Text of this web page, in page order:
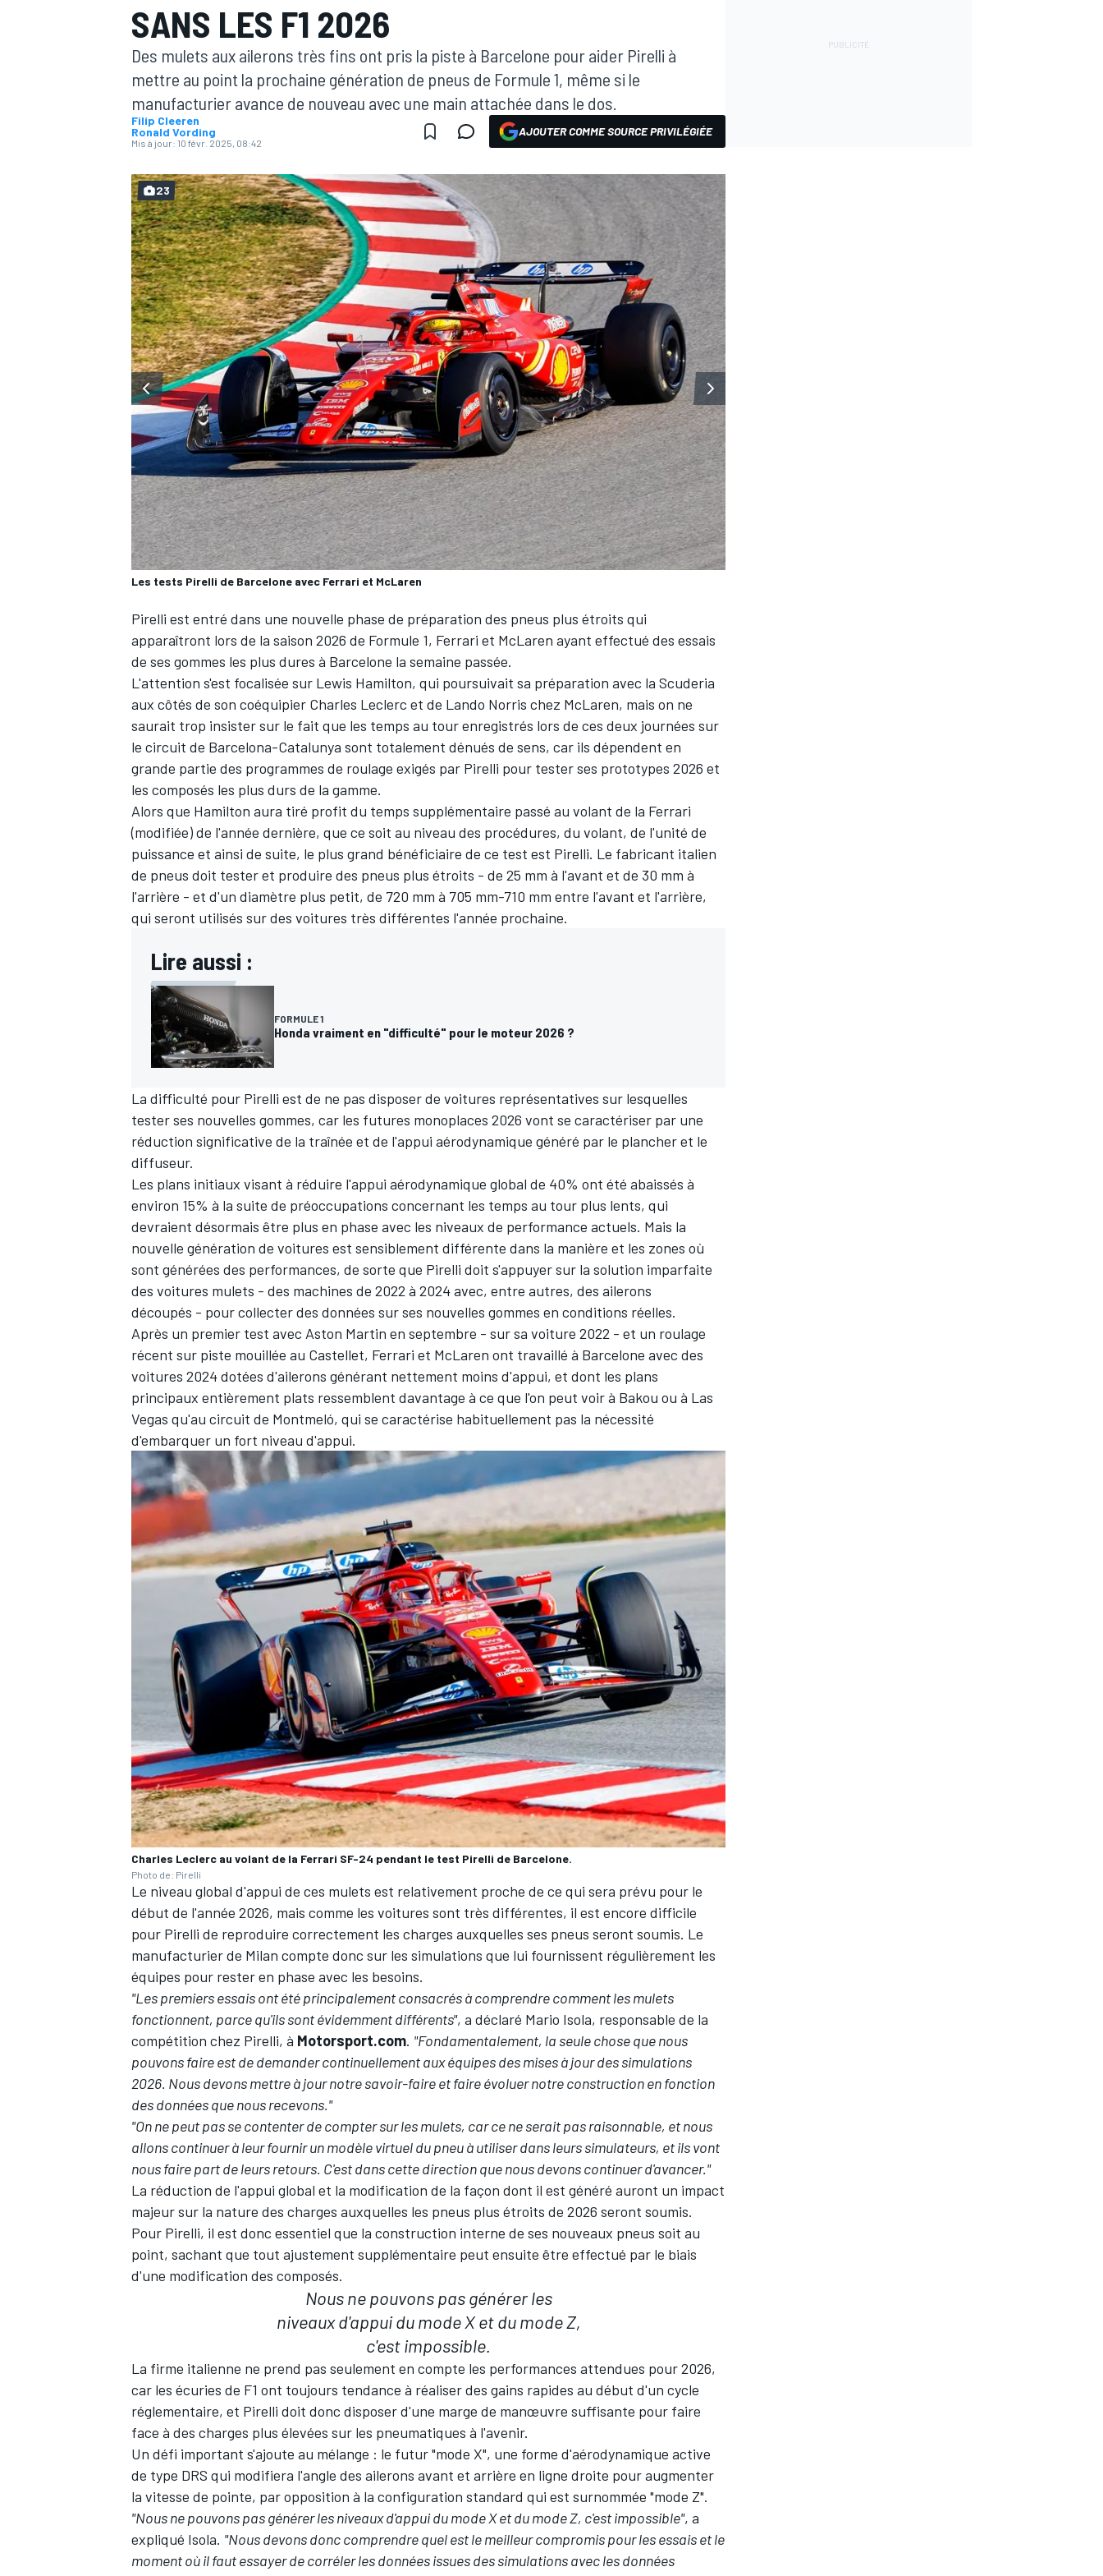
MOTOGP
WRC
WEC
AUTRES CHAMPIONNATS
SANS LES F1 2026
Des mulets aux ailerons très fins ont pris la piste à Barcelone pour aider Pirelli à
mettre au point la prochaine génération de pneus de Formule 1, même si le
manufacturier avance de nouveau avec une main attachée dans le dos.
Filip Cleeren
Ronald Vording
Mis à jour: 10 févr. 2025, 08:42
AJOUTER COMME SOURCE PRIVILÉGIÉE
Les tests Pirelli de Barcelone avec Ferrari et McLaren
23
Pirelli est entré dans une nouvelle phase de préparation des pneus plus étroits qui
apparaîtront lors de la saison 2026 de Formule 1, Ferrari et McLaren ayant effectué des essais
de ses gommes les plus dures à Barcelone la semaine passée.
L'attention s'est focalisée sur Lewis Hamilton, qui poursuivait sa préparation avec la Scuderia
aux côtés de son coéquipier Charles Leclerc et de Lando Norris chez McLaren, mais on ne
saurait trop insister sur le fait que les temps au tour enregistrés lors de ces deux journées sur
le circuit de Barcelona-Catalunya sont totalement dénués de sens, car ils dépendent en
grande partie des programmes de roulage exigés par Pirelli pour tester ses prototypes 2026 et
les composés les plus durs de la gamme.
Alors que Hamilton aura tiré profit du temps supplémentaire passé au volant de la Ferrari
(modifiée) de l'année dernière, que ce soit au niveau des procédures, du volant, de l'unité de
puissance et ainsi de suite, le plus grand bénéficiaire de ce test est Pirelli. Le fabricant italien
de pneus doit tester et produire des pneus plus étroits - de 25 mm à l'avant et de 30 mm à
l'arrière - et d'un diamètre plus petit, de 720 mm à 705 mm-710 mm entre l'avant et l'arrière,
qui seront utilisés sur des voitures très différentes l'année prochaine.
Lire aussi :
FORMULE 1
Honda vraiment en "difficulté" pour le moteur 2026 ?
La difficulté pour Pirelli est de ne pas disposer de voitures représentatives sur lesquelles
tester ses nouvelles gommes, car les futures monoplaces 2026 vont se caractériser par une
réduction significative de la traînée et de l'appui aérodynamique généré par le plancher et le
diffuseur.
Les plans initiaux visant à réduire l'appui aérodynamique global de 40% ont été abaissés à
environ 15% à la suite de préoccupations concernant les temps au tour plus lents, qui
devraient désormais être plus en phase avec les niveaux de performance actuels. Mais la
nouvelle génération de voitures est sensiblement différente dans la manière et les zones où
sont générées des performances, de sorte que Pirelli doit s'appuyer sur la solution imparfaite
des voitures mulets - des machines de 2022 à 2024 avec, entre autres, des ailerons
découpés - pour collecter des données sur ses nouvelles gommes en conditions réelles.
Après un premier test avec Aston Martin en septembre - sur sa voiture 2022 - et un roulage
récent sur piste mouillée au Castellet, Ferrari et McLaren ont travaillé à Barcelone avec des
voitures 2024 dotées d'ailerons générant nettement moins d'appui, et dont les plans
principaux entièrement plats ressemblent davantage à ce que l'on peut voir à Bakou ou à Las
Vegas qu'au circuit de Montmeló, qui se caractérise habituellement pas la nécessité
d'embarquer un fort niveau d'appui.
Charles Leclerc au volant de la Ferrari SF-24 pendant le test Pirelli de Barcelone.
Photo de: Pirelli
Le niveau global d'appui de ces mulets est relativement proche de ce qui sera prévu pour le
début de l'année 2026, mais comme les voitures sont très différentes, il est encore difficile
pour Pirelli de reproduire correctement les charges auxquelles ses pneus seront soumis. Le
manufacturier de Milan compte donc sur les simulations que lui fournissent régulièrement les
équipes pour rester en phase avec les besoins.
"Les premiers essais ont été principalement consacrés à comprendre comment les mulets
fonctionnent, parce qu'ils sont évidemment différents", a déclaré Mario Isola, responsable de la
compétition chez Pirelli, à Motorsport.com. "Fondamentalement, la seule chose que nous
pouvons faire est de demander continuellement aux équipes des mises à jour des simulations
2026. Nous devons mettre à jour notre savoir-faire et faire évoluer notre construction en fonction
des données que nous recevons."
"On ne peut pas se contenter de compter sur les mulets, car ce ne serait pas raisonnable, et nous
allons continuer à leur fournir un modèle virtuel du pneu à utiliser dans leurs simulateurs, et ils vont
nous faire part de leurs retours. C'est dans cette direction que nous devons continuer d'avancer."
La réduction de l'appui global et la modification de la façon dont il est généré auront un impact
majeur sur la nature des charges auxquelles les pneus plus étroits de 2026 seront soumis.
Pour Pirelli, il est donc essentiel que la construction interne de ses nouveaux pneus soit au
point, sachant que tout ajustement supplémentaire peut ensuite être effectué par le biais
d'une modification des composés.
Nous ne pouvons pas générer les
niveaux d'appui du mode X et du mode Z,
c'est impossible.
La firme italienne ne prend pas seulement en compte les performances attendues pour 2026,
car les écuries de F1 ont toujours tendance à réaliser des gains rapides au début d'un cycle
réglementaire, et Pirelli doit donc disposer d'une marge de manœuvre suffisante pour faire
face à des charges plus élevées sur les pneumatiques à l'avenir.
Un défi important s'ajoute au mélange : le futur "mode X", une forme d'aérodynamique active
de type DRS qui modifiera l'angle des ailerons avant et arrière en ligne droite pour augmenter
la vitesse de pointe, par opposition à la configuration standard qui est surnommée "mode Z".
"Nous ne pouvons pas générer les niveaux d'appui du mode X et du mode Z, c'est impossible", a
expliqué Isola. "Nous devons donc comprendre quel est le meilleur compromis pour les essais et le
moment où il faut essayer de corréler les données issues des simulations avec les données